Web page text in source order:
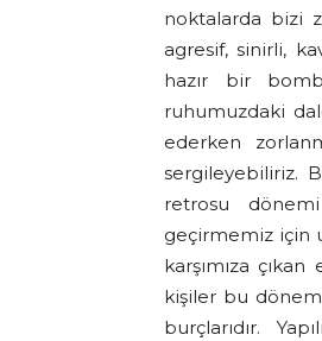
noktalarda bizi
agresif, sinirli,
hazır bir
ruhumuzdaki
ederken
sergileyebiliriz.
retrosu dönemi
geçirmemiz için
karşımıza
kişiler bu
burçlarıdır.